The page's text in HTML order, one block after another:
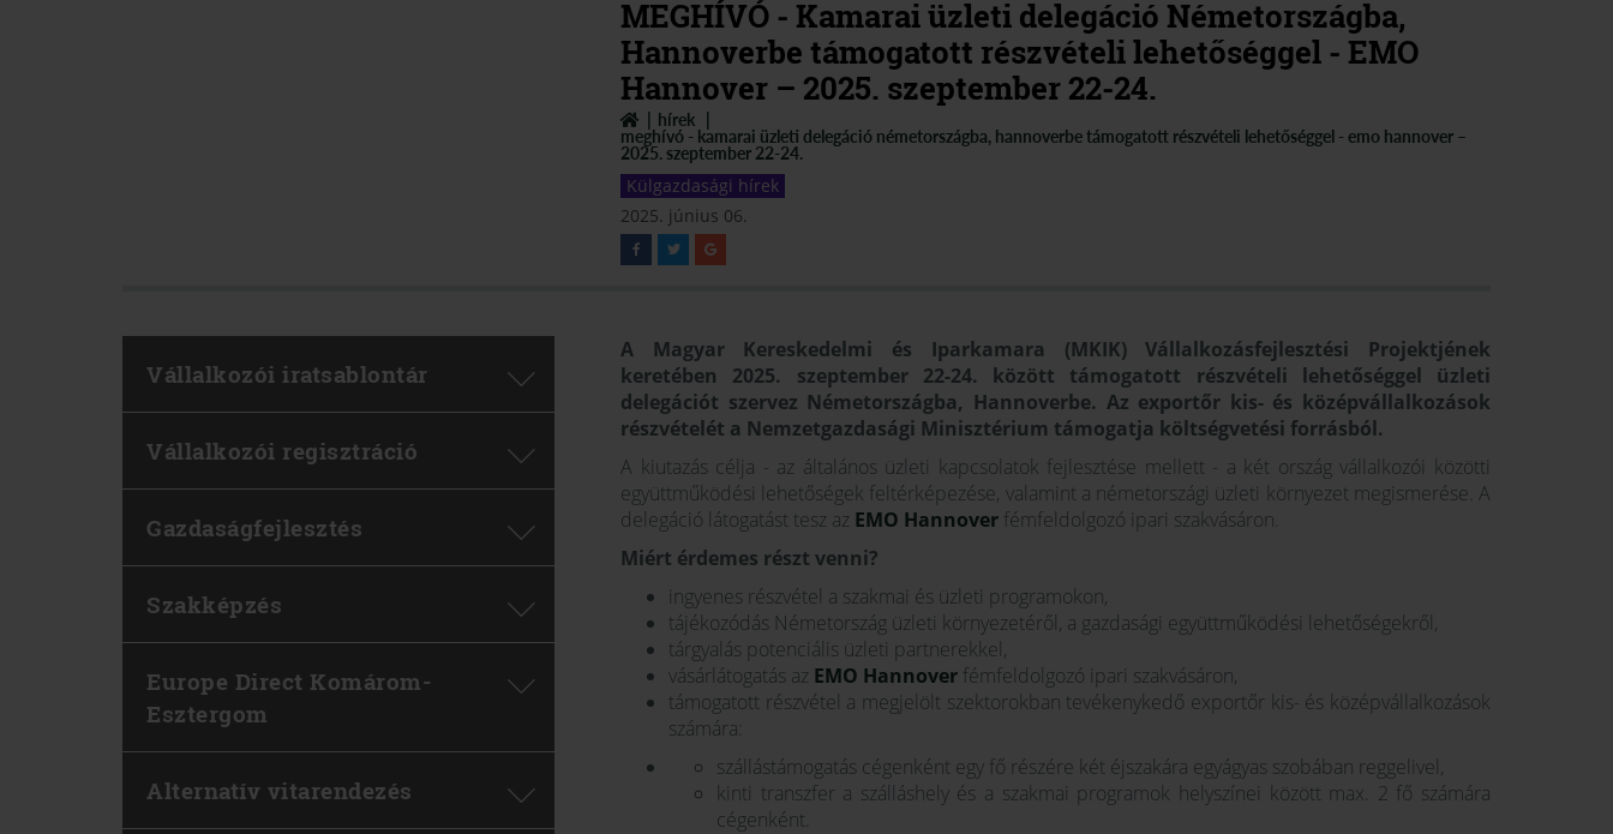
MEGHÍVÓ - Kamarai üzleti delegáció Németországba,
Hannoverbe támogatott részvételi lehetőséggel - EMO
Hannover – 2025. szeptember 22-24.
hírek
meghívó - kamarai üzleti delegáció németországba, hannoverbe támogatott részvételi lehetőséggel - emo hannover –
2025. szeptember 22-24.
Külgazdasági hírek
2025. június 06.
Vállalkozói iratsablontár
Vállalkozói regisztráció
Gazdaságfejlesztés
Szakképzés
Europe Direct Komárom-
Esztergom
Alternatív vitarendezés
A Magyar Kereskedelmi és Iparkamara (MKIK) Vállalkozásfejlesztési Projektjének
keretében 2025. szeptember 22-24. között támogatott részvételi lehetőséggel üzleti
delegációt szervez Németországba, Hannoverbe. Az exportőr kis- és középvállalkozások
részvételét a Nemzetgazdasági Minisztérium támogatja költségvetési forrásból.
A kiutazás célja - az általános üzleti kapcsolatok fejlesztése mellett - a két ország vállalkozói közötti
együttműködési lehetőségek feltérképezése, valamint a németországi üzleti környezet megismerése. A
delegáció látogatást tesz az EMO Hannover fémfeldolgozó ipari szakvásáron.
Miért érdemes részt venni?
ingyenes részvétel a szakmai és üzleti programokon,
tájékozódás Németország üzleti környezetéről, a gazdasági együttműködési lehetőségekről,
tárgyalás potenciális üzleti partnerekkel,
vásárlátogatás az EMO Hannover fémfeldolgozó ipari szakvásáron,
támogatott részvétel a megjelölt szektorokban tevékenykedő exportőr kis- és középvállalkozások
számára:
szállástámogatás cégenként egy fő részére két éjszakára egyágyas szobában reggelivel,
kinti transzfer a szálláshely és a szakmai programok helyszínei között max. 2 fő számára
cégenként.